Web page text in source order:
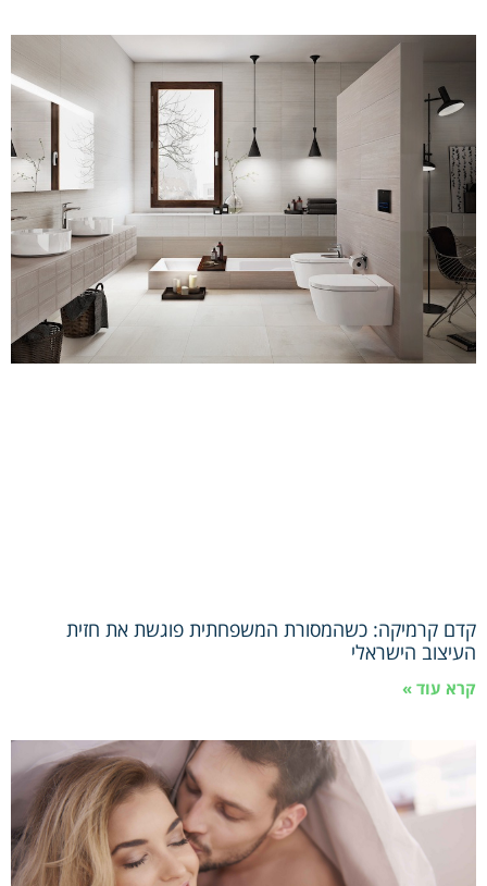
קדם קרמיקה: כשהמסורת המשפחתית פוגשת את חזית
העיצוב הישראלי
קרא עוד »